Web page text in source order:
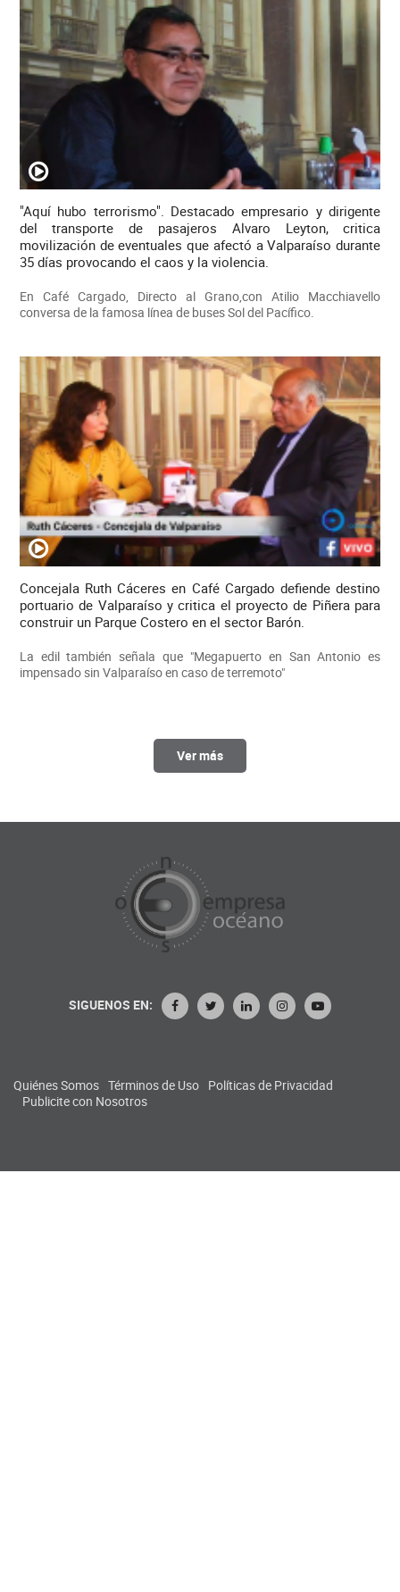
"Aquí hubo terrorismo". Destacado empresario y dirigente
del transporte de pasajeros Alvaro Leyton, critica
movilización de eventuales que afectó a Valparaíso durante
35 días provocando el caos y la violencia.
En Café Cargado, Directo al Grano,con Atilio Macchiavello
conversa de la famosa línea de buses Sol del Pacífico.
Concejala Ruth Cáceres en Café Cargado defiende destino
portuario de Valparaíso y critica el proyecto de Piñera para
construir un Parque Costero en el sector Barón.
La edil también señala que "Megapuerto en San Antonio es
impensado sin Valparaíso en caso de terremoto"
Ver más
SIGUENOS EN:
Quiénes Somos Términos de Uso Políticas de Privacidad
Publicite con Nosotros